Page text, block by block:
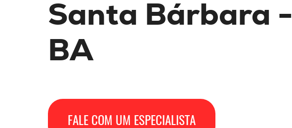
Santa Bárbara -
BA
FALE COM UM ESPECIALISTA